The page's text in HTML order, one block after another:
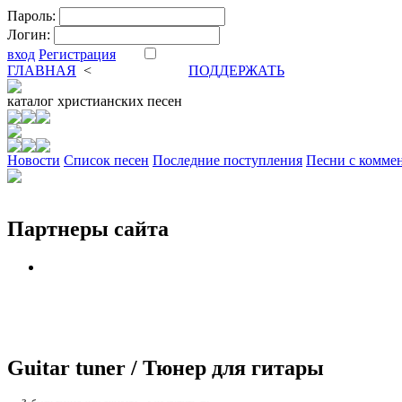
Пароль:
Логин:
вход Регистрация
ГЛАВНАЯ <
ПОДДЕРЖАТЬ
каталог христианских песен
Новости Cписок песен Последние поступления Песни с
Партнеры сайта
Guitar tuner / Тюнер для гитары